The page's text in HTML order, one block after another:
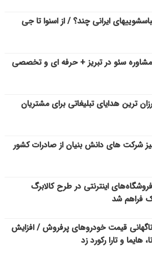
ماشین لباسشویی‎های ایرانی چند؟ / از اسنوا تا جی
سئو در تبریز + حرفه ای و تخصصی
ترین هدایای تبلیغاتی برای مشتریان
شرکت های دانش بنیان از صادرات کشور
اینترنتی در طرح کالابرگ
فراهم شد
قیمت خودروهای پرفروش / افزایش
هایما و تارا رکورد زد